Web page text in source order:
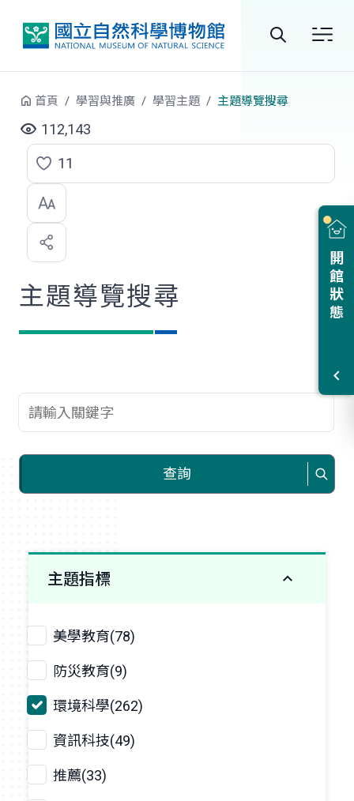
站
尋
開館狀態
首頁 學習與推廣 學習主題 主題導覽搜尋
112,143
點
選
喜
歡
11
主題導覽搜尋
查詢關鍵字
查詢
主題指標
美學教育(78)
防災教育(9)
環境科學(262)
資訊科技(49)
推薦(33)